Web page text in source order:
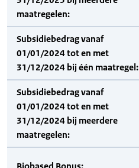
maatregelen:
Subsidiebedrag vanaf
01/01/2024 tot en met
31/12/2024 bij één maatregel:
Subsidiebedrag vanaf
01/01/2024 tot en met
31/12/2024 bij meerdere
maatregelen: